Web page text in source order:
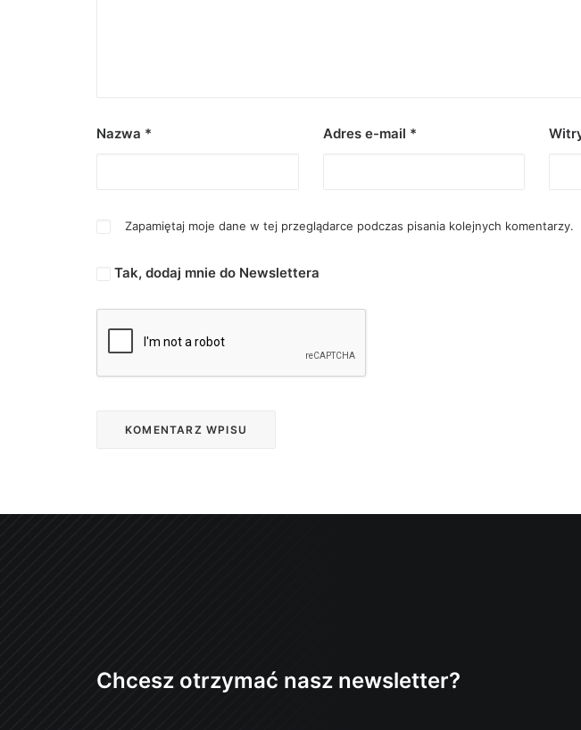
Nazwa * Adres e-mail *
Zapamiętaj moje dane w tej przeglądarce podczas pisania kolejnych komentarzy.
Tak, dodaj mnie do Newslettera
Chcesz otrzymać nasz newsletter?